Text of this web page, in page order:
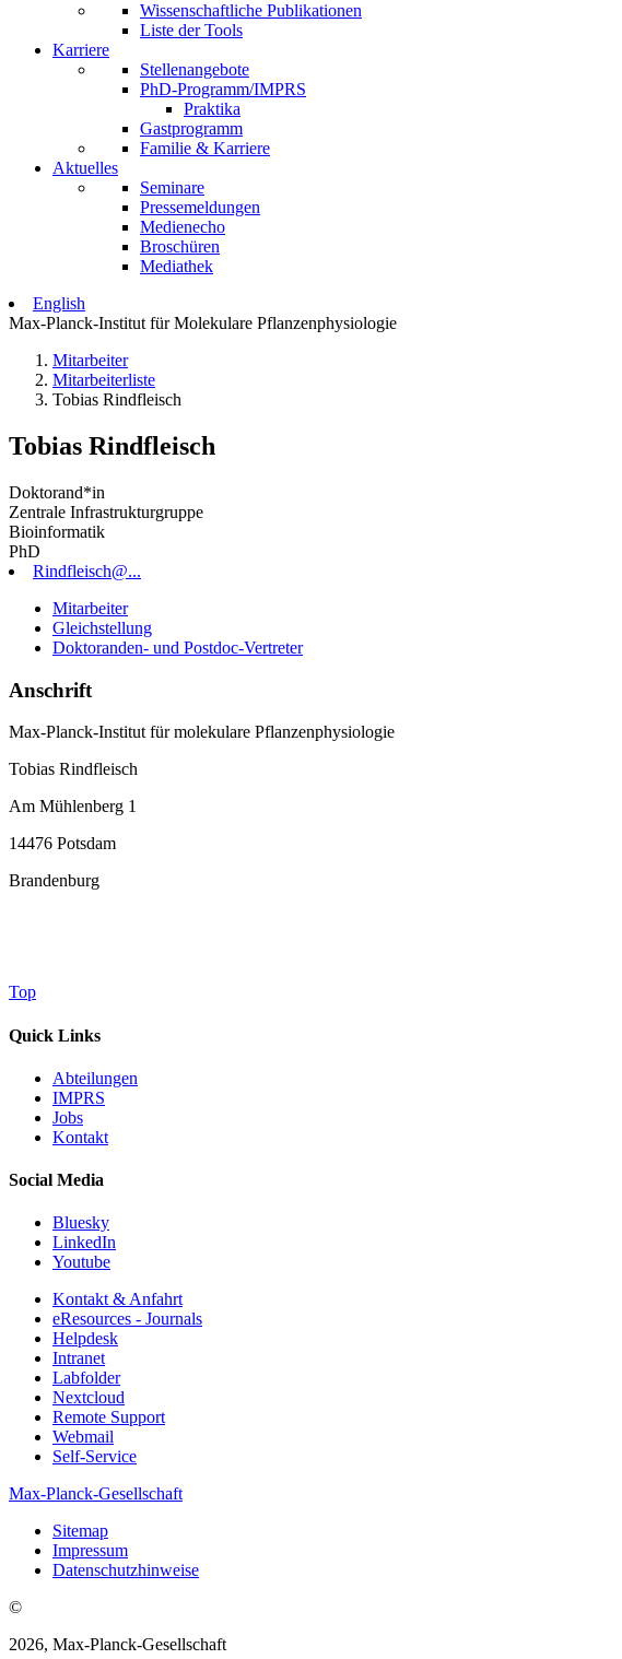
Wissenschaftliche Publikationen
Liste der Tools
Karriere
Stellenangebote
PhD-Programm/IMPRS
Praktika
Gastprogramm
Familie & Karriere
Aktuelles
Seminare
Pressemeldungen
Medienecho
Broschüren
Mediathek
English
Max-Planck-Institut für Molekulare Pflanzenphysiologie
Mitarbeiter
Mitarbeiterliste
Tobias Rindfleisch
Tobias Rindfleisch
Doktorand*in
Zentrale Infrastrukturgruppe
Bioinformatik
PhD
Rindfleisch@...
Mitarbeiter
Gleichstellung
Doktoranden- und Postdoc-Vertreter
Anschrift
Max-Planck-Institut für molekulare Pflanzenphysiologie
Tobias Rindfleisch
Am Mühlenberg 1
14476 Potsdam
Brandenburg
Top
Quick Links
Abteilungen
IMPRS
Jobs
Kontakt
Social Media
Bluesky
LinkedIn
Youtube
Kontakt & Anfahrt
eResources - Journals
Helpdesk
Intranet
Labfolder
Nextcloud
Remote Support
Webmail
Self-Service
Max-Planck-Gesellschaft
Sitemap
Impressum
Datenschutzhinweise
©
2026, Max-Planck-Gesellschaft